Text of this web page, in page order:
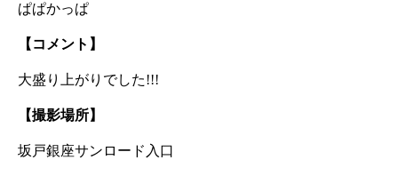
ぱぱかっぱ
【コメント】
大盛り上がりでした!!!
【撮影場所】
坂戸銀座サンロード入口